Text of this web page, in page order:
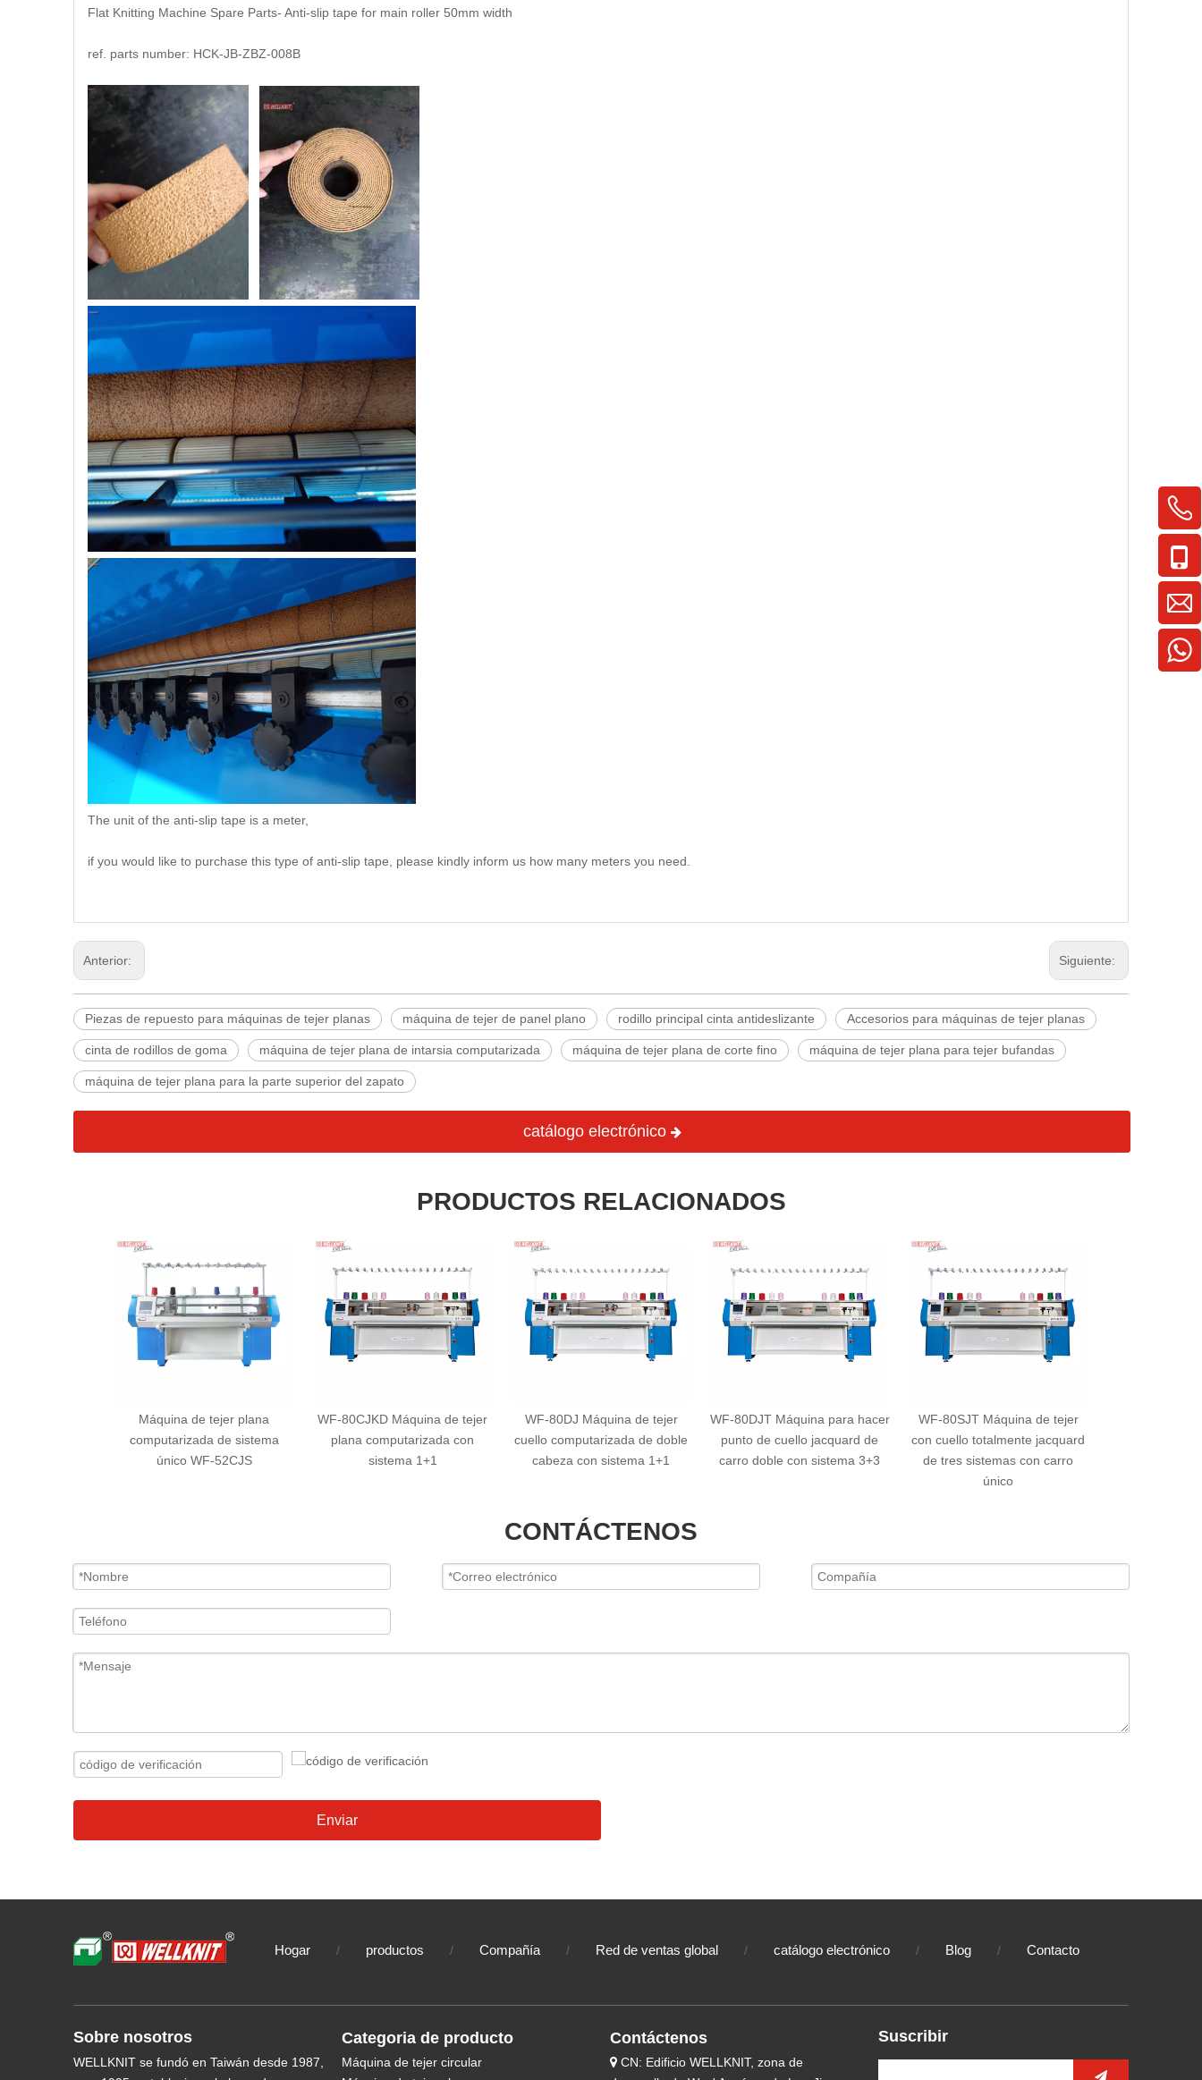
Flat Knitting Machine Spare Parts- Anti-slip tape for main roller 50mm width
ref. parts number: HCK-JB-ZBZ-008B
The unit of the anti-slip tape is a meter,
if you would like to purchase this type of anti-slip tape, please kindly inform us how many meters you need.
Anterior: Siguiente:
Piezas de repuesto para máquinas de tejer planas máquina de tejer de panel plano rodillo principal cinta antideslizante Accesorios para máquinas de tejer planas
cinta de rodillos de goma máquina de tejer plana de intarsia computarizada máquina de tejer plana de corte fino máquina de tejer plana para tejer bufandas
máquina de tejer plana para la parte superior del zapato
catálogo electrónico
PRODUCTOS RELACIONADOS
Máquina de tejer plana
computarizada de sistema
único WF-52CJS
WF-80CJKD Máquina de tejer
plana computarizada con
sistema 1+1
WF-80DJ Máquina de tejer
cuello computarizada de doble
cabeza con sistema 1+1
WF-80DJT Máquina para hacer
punto de cuello jacquard de
carro doble con sistema 3+3
WF-80SJT Máquina de tejer
con cuello totalmente jacquard
de tres sistemas con carro
único
CONTÁCTENOS
Enviar
Hogar / productos / Compañía / Red de ventas global / catálogo electrónico / Blog / Contacto
Sobre nosotros
WELLKNIT se fundó en Taiwán desde 1987,
Categoria de producto
Máquina de tejer circular
Contáctenos
 CN: Edificio WELLKNIT, zona de
Suscribir